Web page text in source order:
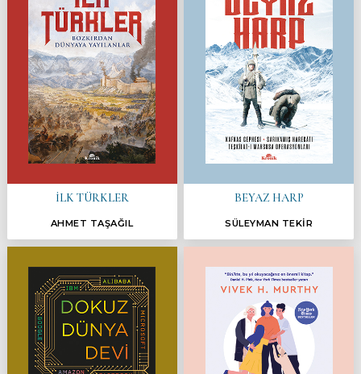
İLK TÜRKLER
AHMET TAŞAĞIL
BEYAZ HARP
SÜLEYMAN TEKİR